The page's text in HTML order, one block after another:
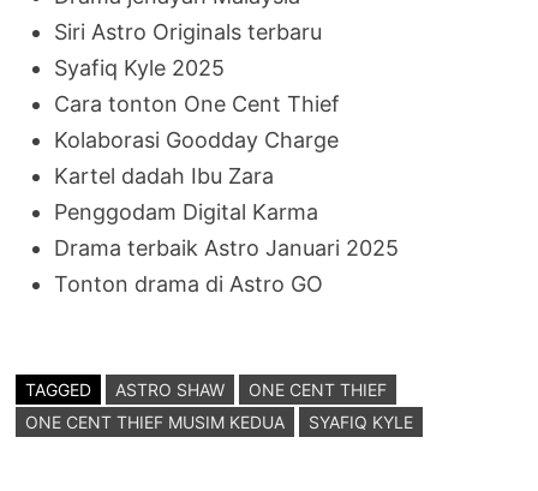
Siri Astro Originals terbaru
Syafiq Kyle 2025
Cara tonton One Cent Thief
Kolaborasi Goodday Charge
Kartel dadah Ibu Zara
Penggodam Digital Karma
Drama terbaik Astro Januari 2025
Tonton drama di Astro GO
TAGGED ASTRO SHAW
ONE CENT THIEF
ONE CENT THIEF MUSIM KEDUA
SYAFIQ KYLE